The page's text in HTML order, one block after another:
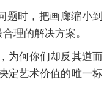
题时，把画廊缩小到
理的解决方案。
为何你们却反其道而
定艺术价值的唯一标